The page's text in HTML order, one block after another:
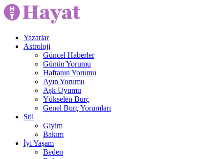
Yazarlar
Astroloji
Güncel Haberler
Günün Yorumu
Haftanın Yorumu
Ayın Yorumu
Aşk Uyumu
Yükselen Burç
Genel Burç Yorumları
Stil
Giyim
Bakım
İyi Yaşam
Beden